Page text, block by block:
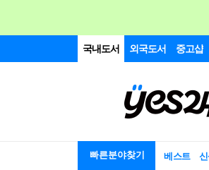
국내도서 외국도서 중고샵
빠른분야찾기 베스트